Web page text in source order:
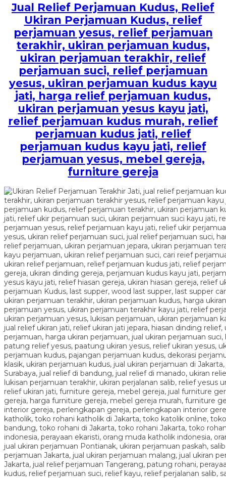
Jual Relief Perjamuan Kudus, Relief
Ukiran Perjamuan Kudus, relief
perjamuan yesus, relief perjamuan
terakhir, ukiran perjamuan kudus,
ukiran perjamuan terakhir, relief
perjamuan suci, relief perjamuan
yesus, ukiran perjamuan kudus kayu
jati, harga relief perjamuan kudus,
ukiran perjamuan yesus kayu jati,
relief perjamuan kudus murah, relief
perjamuan kudus jati, relief
perjamuan kudus kayu jati, relief
perjamuan yesus, mebel gereja,
furniture gereja